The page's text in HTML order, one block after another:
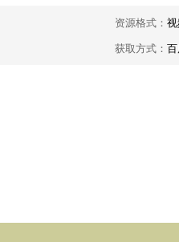
资源格式：
获取方式：